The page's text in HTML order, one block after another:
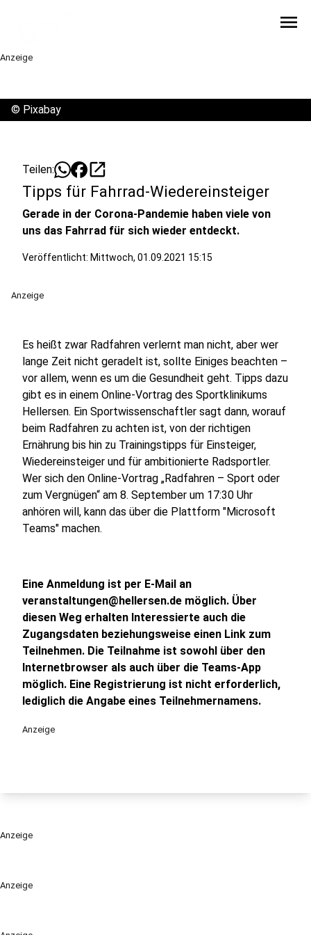
menu
Anzeige
Anzeige
© Pixabay
Teilen: open_in_new
Tipps für Fahrrad-Wiedereinsteiger
Gerade in der Corona-Pandemie haben viele von
uns das Fahrrad für sich wieder entdeckt.
Veröffentlicht: Mittwoch, 01.09.2021 15:15
Anzeige
Es heißt zwar Radfahren verlernt man nicht, aber wer
lange Zeit nicht geradelt ist, sollte Einiges beachten –
vor allem, wenn es um die Gesundheit geht. Tipps dazu
gibt es in einem Online-Vortrag des Sportklinikums
Hellersen. Ein Sportwissenschaftler sagt dann, worauf
beim Radfahren zu achten ist, von der richtigen
Ernährung bis hin zu Trainingstipps für Einsteiger,
Wiedereinsteiger und für ambitionierte Radsportler.
Wer sich den Online-Vortrag „Radfahren – Sport oder
zum Vergnügen“ am 8. September um 17:30 Uhr
anhören will, kann das über die Plattform "Microsoft
Teams" machen.
Eine Anmeldung ist per E-Mail an
veranstaltungen@hellersen.de möglich. Über
diesen Weg erhalten Interessierte auch die
Zugangsdaten beziehungsweise einen Link zum
Teilnehmen. Die Teilnahme ist sowohl über den
Internetbrowser als auch über die Teams-App
möglich. Eine Registrierung ist nicht erforderlich,
lediglich die Angabe eines Teilnehmernamens.
Anzeige
Anzeige